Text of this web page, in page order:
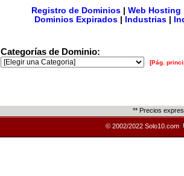
Registro de Dominios| Web Hosting
Dominios Expirados
Industrias
Categorías de Dominio:
[Pág.
** Precios
© 2002/2022 Solo10.com